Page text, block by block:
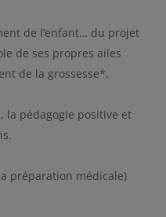
de l’enfant… du projet
de ses propres ailes
de la grossesse*,
la pédagogie positive et
préparation médicale)